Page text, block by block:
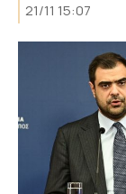
21/11 15:07